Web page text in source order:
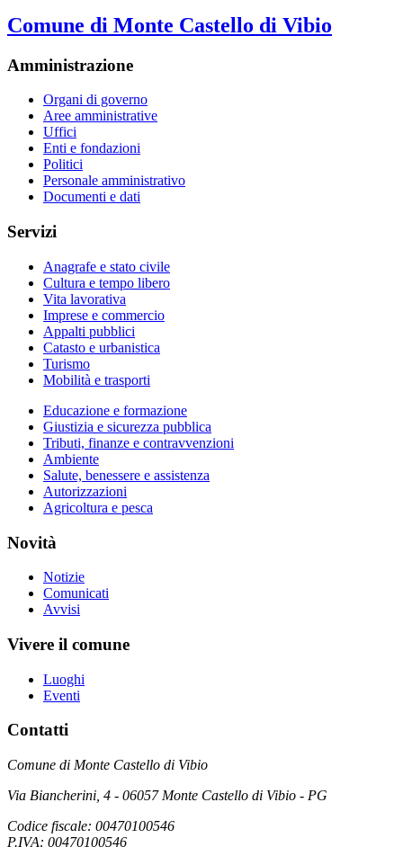
Comune di Monte Castello di Vibio
Amministrazione
Organi di governo
Aree amministrative
Uffici
Enti e fondazioni
Politici
Personale amministrativo
Documenti e dati
Servizi
Anagrafe e stato civile
Cultura e tempo libero
Vita lavorativa
Imprese e commercio
Appalti pubblici
Catasto e urbanistica
Turismo
Mobilità e trasporti
Educazione e formazione
Giustizia e sicurezza pubblica
Tributi, finanze e contravvenzioni
Ambiente
Salute, benessere e assistenza
Autorizzazioni
Agricoltura e pesca
Novità
Notizie
Comunicati
Avvisi
Vivere il comune
Luoghi
Eventi
Contatti
Comune di Monte Castello di Vibio
Via Biancherini, 4 - 06057 Monte Castello di Vibio - PG
Codice fiscale: 00470100546
P.IVA: 00470100546